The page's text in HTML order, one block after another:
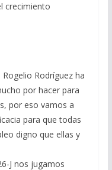
crecimiento
Rodríguez ha
por hacer para
por eso vamos a
para que todas
digno que ellas y
J nos jugamos